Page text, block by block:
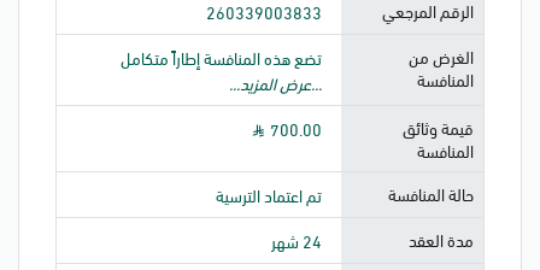
الرقم المرجعي
260339003833
الغرض من
المنافسة
تضع هذه المنافسة إطاراً متكامل
...عرض المزيد...
قيمة وثائق
المنافسة
700.00
حالة المنافسة
تم اعتماد الترسية
مدة العقد
24 شهر